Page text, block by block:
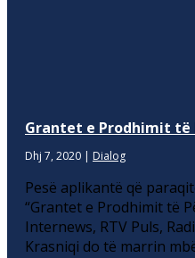
Grantet e Prodhimit të
Dhj 7, 2020 | Dialog
Pesë aplikantë që
“Grantet e Prodhimit të
Internews, RTV Puls,
Krasniqi do të marrin